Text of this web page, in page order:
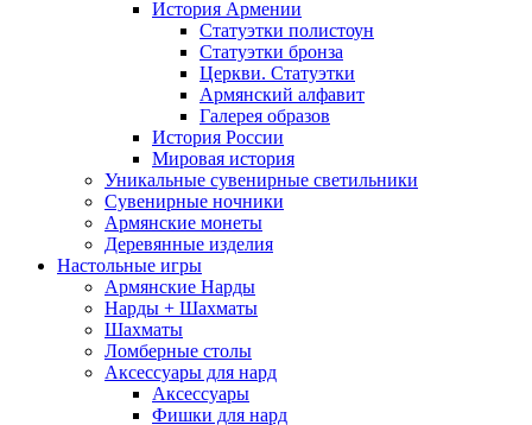
История Армении
Статуэтки полистоун
Статуэтки бронза
Церкви. Статуэтки
Армянский алфавит
Галерея образов
История России
Мировая история
Уникальные сувенирные светильники
Сувенирные ночники
Армянские монеты
Деревянные изделия
Настольные игры
Армянские Нарды
Нарды + Шахматы
Шахматы
Ломберные столы
Аксессуары для нард
Аксессуары
Фишки для нард